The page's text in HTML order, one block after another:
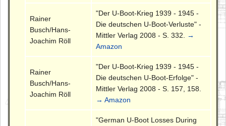
Rainer
Busch/Hans-
Joachim Röll
"Der U-Boot-Krieg 1939 - 1945 -
Die deutschen U-Boot-Verluste" -
Mittler Verlag 2008 - S. 332.
→
Amazon
Rainer
Busch/Hans-
Joachim Röll
"Der U-Boot-Krieg 1939 - 1945 -
Die deutschen U-Boot-Erfolge" -
Mittler Verlag 2008 - S. 157, 158.
→ Amazon
"German U-Boot Losses During